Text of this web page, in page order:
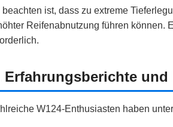
beachten ist, dass zu extreme
Reifenabnutzung führen können.
Erfahrungsberichte
W124-Enthusiasten haben